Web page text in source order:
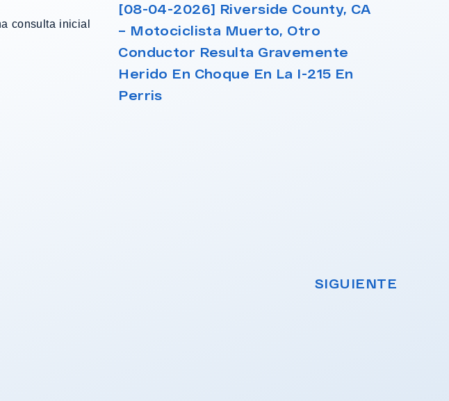
consulta inicial
[08-04-2026] Riverside County, CA
– Motociclista Muerto, Otro
Conductor Resulta Gravemente
Herido En Choque En La I-215 En
Perris
SIGUIENTE